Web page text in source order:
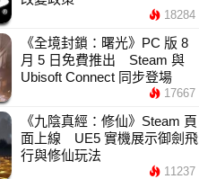
18284
《全境封鎖：曙光》PC 版 8
月 5 日免費推出 Steam 與
Ubisoft Connect 同步登場
17667
《九陰真經：修仙》Steam 頁
面上線 UE5 實機展示御劍飛
行與修仙玩法
11237